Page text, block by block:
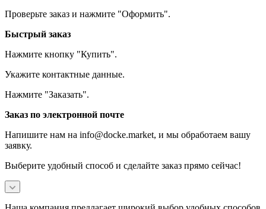
Проверьте заказ и нажмите "Оформить".
Быстрый заказ
Нажмите кнопку "Купить".
Укажите контактные данные.
Нажмите "Заказать".
Заказ по электронной почте
Напишите нам на info@docke.market, и мы обработаем вашу
заявку.
Выберите удобный способ и сделайте заказ прямо сейчас!